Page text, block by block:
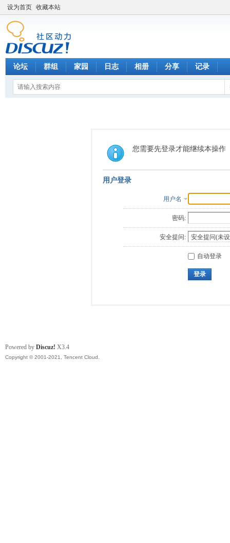
设为首页 收藏本站
论坛 群组 家园 日志 相册 分享 记录
您需要先登录才能继续本操作
用户登录
用户名
密码:
安全提问:
自动登录
登录
Powered by Discuz! X3.4
Copyright © 2001-2021, Tencent Cloud.